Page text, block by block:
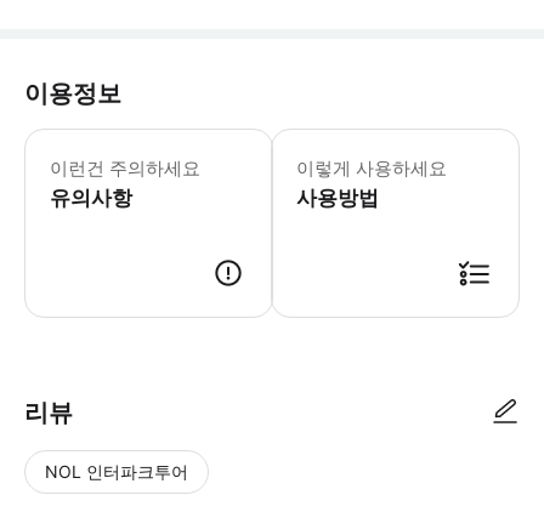
이용정보
이런건 주의하세요
유의사항
이렇게 사용하세요
사용방법
리뷰
NOL 인터파크투어